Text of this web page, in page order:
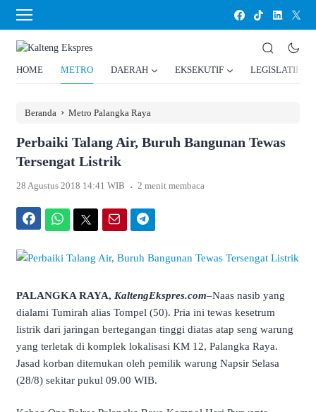
HOME METRO DAERAH EKSEKUTIF LEGISLATIF
Beranda › Metro Palangka Raya
Perbaiki Talang Air, Buruh Bangunan Tewas
Tersengat Listrik
28 Agustus 2018 14:41 WIB . 2 menit membaca
PALANGKA RAYA, KaltengEkspres.com–Naas nasib yang
dialami Tumirah alias Tompel (50). Pria ini tewas kesetrum
listrik dari jaringan bertegangan tinggi diatas atap seng warung
yang terletak di komplek lokalisasi KM 12, Palangka Raya.
Jasad korban ditemukan oleh pemilik warung Napsir Selasa
(28/8) sekitar pukul 09.00 WIB.